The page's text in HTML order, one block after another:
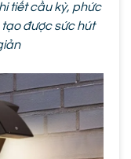
tiết cầu kỳ, phức
được sức hút